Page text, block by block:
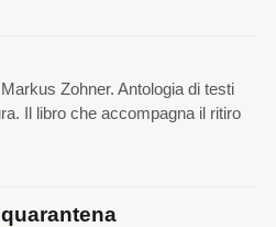
Zohner. Antologia di testi
Il libro che accompagna il ritiro